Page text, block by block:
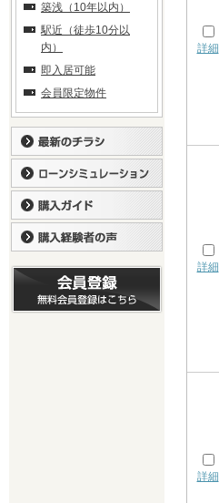
詳細
詳細
詳細
築浅（10年以内）
駅近（徒歩10分以
内）
即入居可能
会員限定物件